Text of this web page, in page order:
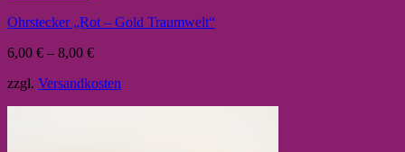
Ohrstecker „Rot – Gold Traumwelt“
6,00 € – 8,00 €
zzgl. Versandkosten